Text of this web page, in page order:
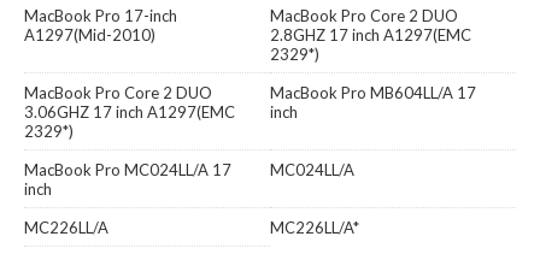
MacBook Pro 17-inch
A1297(Mid-2010)
MacBook Pro Core 2 DUO
2.8GHZ 17 inch A1297(EMC
2329*)
MacBook Pro Core 2 DUO
3.06GHZ 17 inch A1297(EMC
2329*)
MacBook Pro MB604LL/A 17
inch
MacBook Pro MC024LL/A 17
inch
MC024LL/A
MC226LL/A
MC226LL/A*